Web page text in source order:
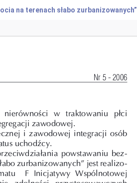
na terenach słabo zurbanizowanych”